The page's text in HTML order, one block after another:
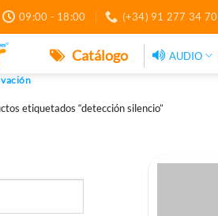
09:00 - 18:00 (+34) 91 277 34 70
Catálogo AUDIO
etiquetados “detección silencio”